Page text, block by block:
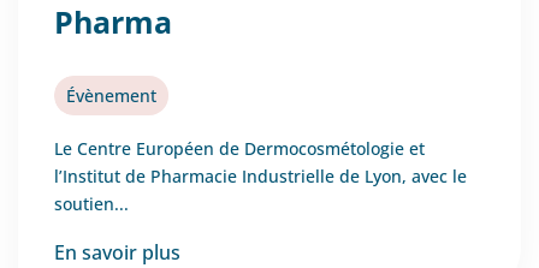
Pharma
Évènement
Le Centre Européen de Dermocosmétologie et
l’Institut de Pharmacie Industrielle de Lyon, avec le
soutien...
En savoir plus